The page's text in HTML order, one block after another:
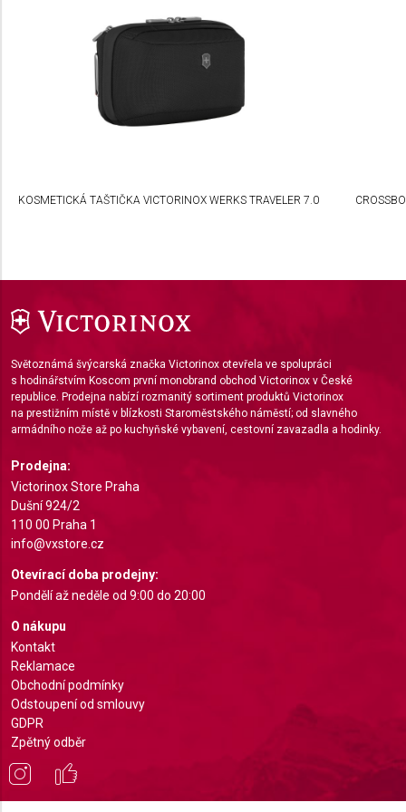
KOSMETICKÁ TAŠTIČKA VICTORINOX WERKS TRAVELER 7.0
Světoznámá švýcarská značka Victorinox otevřela ve spolupráci
s hodinářstvím Koscom první monobrand obchod Victorinox v České
republice. Prodejna nabízí rozmanitý sortiment produktů Victorinox
na prestižním místě v blízkosti Staroměstského náměstí; od slavného
armádního nože až po kuchyňské vybavení, cestovní zavazadla a hodinky.
Prodejna:
Victorinox Store Praha
Dušní 924/2
110 00 Praha 1
info@vxstore.cz
Otevírací doba prodejny:
Pondělí až neděle od 9:00 do 20:00
O nákupu
Kontakt
Reklamace
Obchodní podmínky
Odstoupení od smlouvy
GDPR
Zpětný odběr
Understand audiences through statistics or
combinations of data from different sources
Develop and improve services
Use limited data to select content
Performance
Functional
Advertising